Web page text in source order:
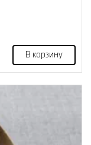
В корзину